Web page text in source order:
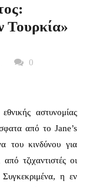
Τουρκία»
0
αστυνομίας
από το Jane’s
του κινδύνου για
τζιχαντιστές οι
η εν